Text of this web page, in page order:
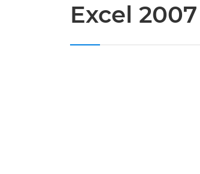
Excel